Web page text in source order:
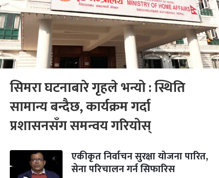
सिमरा घटनाबारे गृहले भन्यो : स्थिति
सामान्य बन्दैछ, कार्यक्रम गर्दा
प्रशासनसँग समन्वय गरियोस्
एकीकृत निर्वाचन सुरक्षा योजना पारित,
सेना परिचालन गर्न सिफारिस